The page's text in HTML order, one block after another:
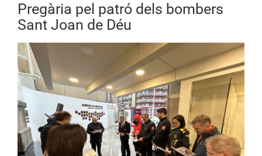
Pregària pel patró dels bombers
Sant Joan de Déu
View
Larger
Image